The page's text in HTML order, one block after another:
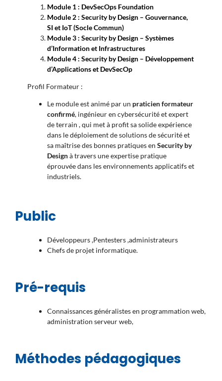
Module 1 : DevSecOps Foundation
Module 2 : Security by Design – Gouvernance,
SI et IoT (Socle Commun)
Module 3 : Security by Design – Systèmes
d’Information et Infrastructures
Module 4 : Security by Design – Développement
d’Applications et DevSecOp
Profil Formateur :
Le module est animé par un praticien formateur
confirmé, ingénieur en cybersécurité et expert
de terrain , qui met à profit sa solide expérience
dans le déploiement de solutions de sécurité et
sa maîtrise des bonnes pratiques en Security by
Designà travers une expertise pratique
éprouvée dans les environnements applicatifs et
industriels.
Public
Développeurs ,Pentesters ,administrateurs
Chefs de projet informatique.
Pré-requis
Connaissances généralistes en programmation web,
administration serveur web,
Méthodes pédagogiques